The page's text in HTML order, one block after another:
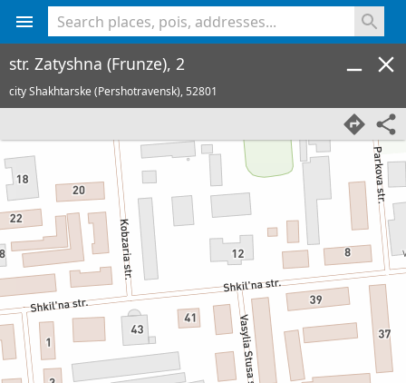
str. Zatyshna (Frunze), 2
city Shakhtarske (Pershotravensk),52801
<% console.log(hcard) %>